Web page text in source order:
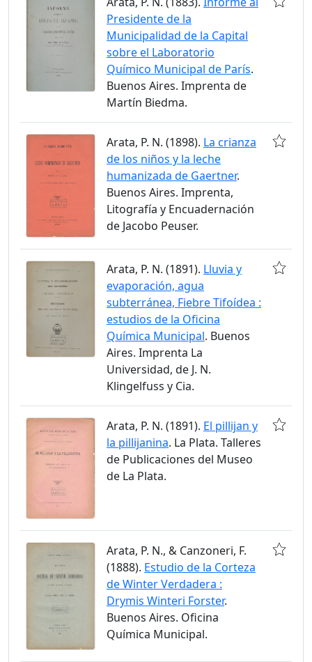
Presidente de la
Municipalidad de la Capital
sobre el Laboratorio
Químico Municipal de París.
Buenos Aires. Imprenta de
Martín Biedma.
Arata, P. N. (1898). La crianza
de los niños y la leche
humanizada de Gaertner.
Buenos Aires. Imprenta,
Litografía y Encuadernación
de Jacobo Peuser.
Arata, P. N. (1891). Lluvia y
evaporación, agua
subterránea, Fiebre Tifoídea :
estudios de la Oficina
Química Municipal. Buenos
Aires. Imprenta La
Universidad, de J. N.
Klingelfuss y Cia.
Arata, P. N. (1891). El pillijan y
la pillijanina. La Plata. Talleres
de Publicaciones del Museo
de La Plata.
Arata, P. N., & Canzoneri, F.
(1888). Estudio de la Corteza
de Winter Verdadera :
Drymis Winteri Forster.
Buenos Aires. Oficina
Química Municipal.